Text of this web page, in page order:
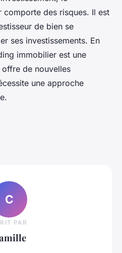
des risques. Il est
de bien se
ses investissements. En
immobilier est une
de nouvelles
une approche
C
PAR